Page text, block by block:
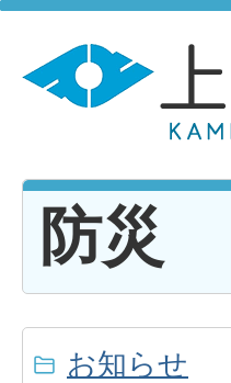
防災
お知らせ